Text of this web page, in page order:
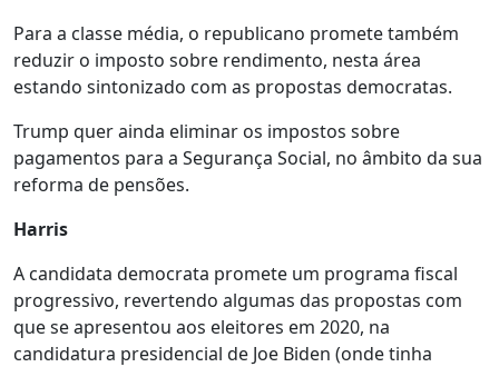
Para a classe média, o republicano promete também
reduzir o imposto sobre rendimento, nesta área
estando sintonizado com as propostas democratas.
Trump quer ainda eliminar os impostos sobre
pagamentos para a Segurança Social, no âmbito da sua
reforma de pensões.
Harris
A candidata democrata promete um programa fiscal
progressivo, revertendo algumas das propostas com
que se apresentou aos eleitores em 2020, na
candidatura presidencial de Joe Biden (onde tinha